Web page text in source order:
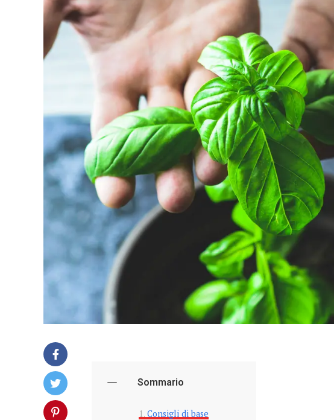
Sommario
Consigli di base